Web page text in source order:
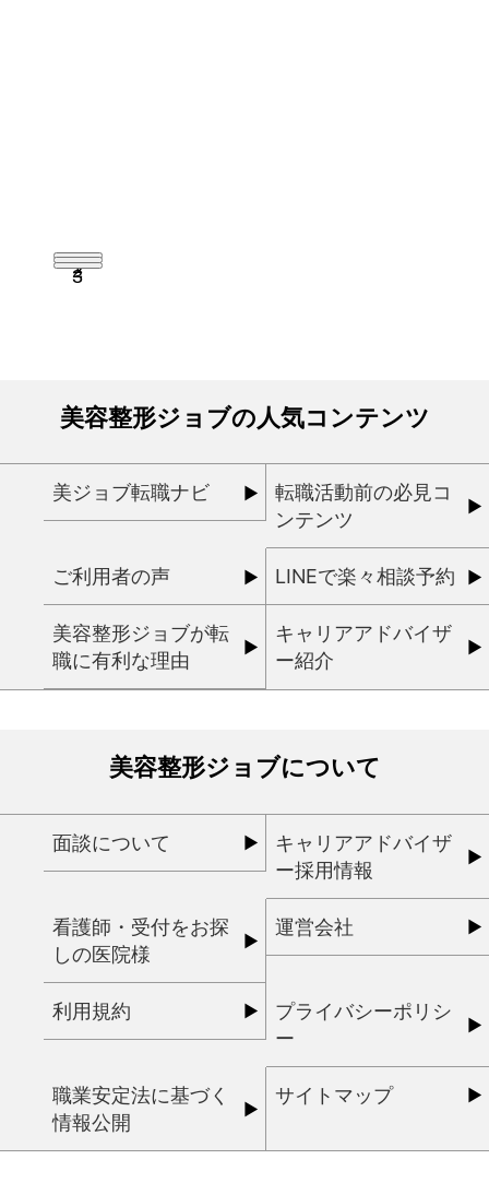
1
2
3
美容整形ジョブの人気コンテンツ
美ジョブ転職ナビ
転職活動前の必見コ
ンテンツ
ご利用者の声 LINEで楽々相談予約
美容整形ジョブが転
職に有利な理由
キャリアアドバイザ
ー紹介
美容整形ジョブについて
面談について
キャリアアドバイザ
ー採用情報
看護師・受付をお探
しの医院様
運営会社
利用規約
プライバシーポリシ
ー
職業安定法に基づく
情報公開
サイトマップ